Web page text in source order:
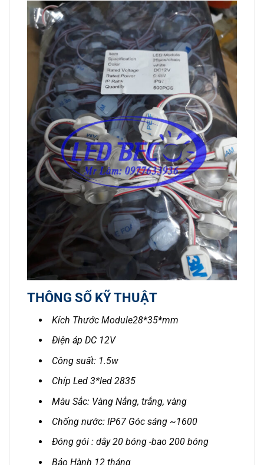
THÔNG SỐ KỸ THUẬT
Kích Thước Module28*35*mm
Điện áp DC 12V
Công suất: 1.5w
Chíp Led 3*led 2835
Màu Sắc: Vàng Nắng, trắng, vàng
Chống nước: IP67 Góc sáng ~1600
Đóng gói : dây 20 bóng -bao 200 bóng
Bảo Hành 12 tháng